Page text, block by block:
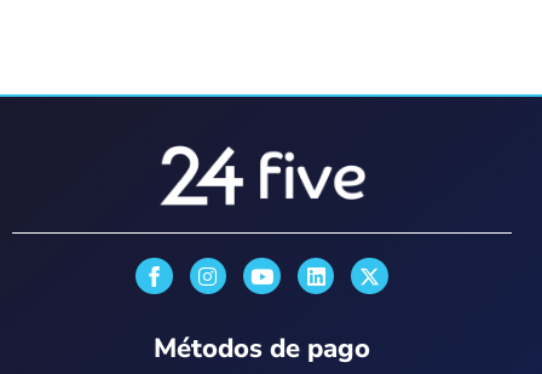
I
n
a
Y
o
u
L
i
e
X
-
i
Métodos de pago